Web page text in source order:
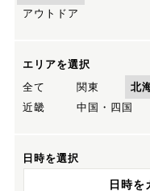
アウトドア
エリアを選択
全て
関東 北
近畿
中国・四国
日時を選択
日時を